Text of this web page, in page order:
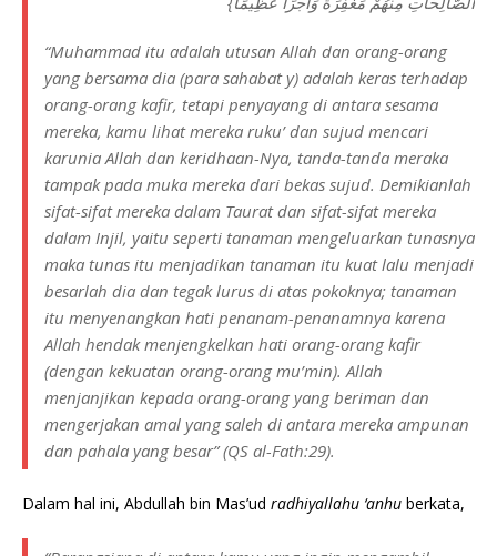
“Muhammad itu adalah utusan Allah dan orang-orang
yang bersama dia (para sahabat y) adalah keras terhadap
orang-orang kafir, tetapi penyayang di antara sesama
mereka, kamu lihat mereka ruku’ dan sujud mencari
karunia Allah dan keridhaan-Nya, tanda-tanda meraka
tampak pada muka mereka dari bekas sujud. Demikianlah
sifat-sifat mereka dalam Taurat dan sifat-sifat mereka
dalam Injil, yaitu seperti tanaman mengeluarkan tunasnya
maka tunas itu menjadikan tanaman itu kuat lalu menjadi
besarlah dia dan tegak lurus di atas pokoknya; tanaman
itu menyenangkan hati penanam-penanamnya karena
Allah hendak menjengkelkan hati orang-orang kafir
(dengan kekuatan orang-orang mu’min). Allah
menjanjikan kepada orang-orang yang beriman dan
mengerjakan amal yang saleh di antara mereka ampunan
dan pahala yang besar” (QS al-Fath:29).
Dalam hal ini, Abdullah bin Mas’ud radhiyallahu ‘anhu berkata,